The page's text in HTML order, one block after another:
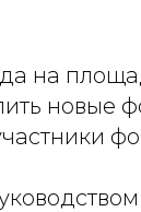
на
новые